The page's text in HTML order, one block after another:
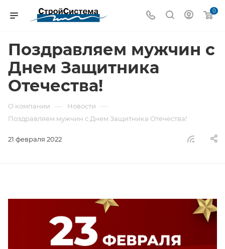
0
Поздравляем мужчин с
Днем Защитника
Отечества!
О компании — Новости —
Поздравляем мужчин с Днем Защитника Отечества!
21 февраля 2022